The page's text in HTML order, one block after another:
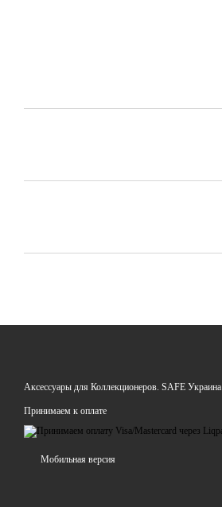
Аксессуары для Коллекционеров. SAFE Украина
Принимаем к оплате
Мобильная версия